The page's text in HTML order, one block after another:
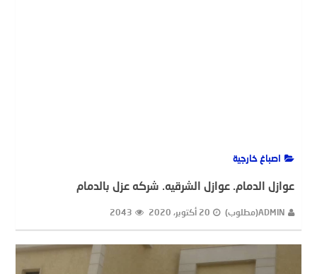
اصباغ خارجية
عوازل الدمام. عوازل الشرقيه. شركه عزل بالدمام
ADMIN(مطلوب) 20 أكتوبر، 2020 2043